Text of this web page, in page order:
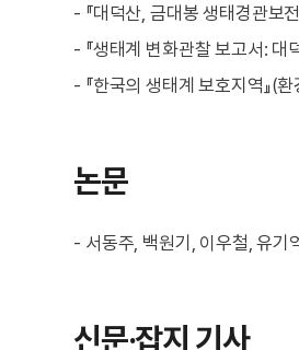
- 『대덕산, 금대봉 생태경관보
- 『생태계 변화관찰 보고서:
- 『한국의 생태계 보호지역』(
논문
- 서동주, 백원기, 이우철, 유기
신문·잡지 기사